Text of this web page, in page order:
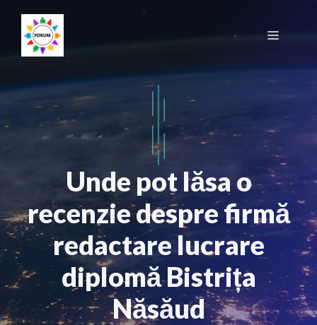
conținut
Meniu
Unde pot lăsa o
recenzie despre firmă
redactare lucrare
diplomă Bistrița
Năsăud